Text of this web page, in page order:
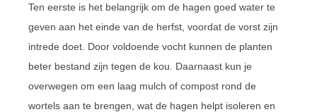
Ten eerste is het belangrijk om de hagen goed water te
geven aan het einde van de herfst, voordat de vorst zijn
intrede doet. Door voldoende vocht kunnen de planten
beter bestand zijn tegen de kou. Daarnaast kun je
overwegen om een laag mulch of compost rond de
wortels aan te brengen, wat de hagen helpt isoleren en